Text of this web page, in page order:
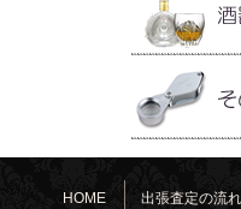
HOME 出張査定の流れ